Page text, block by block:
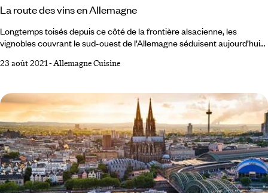
La route des vins en Allemagne
Longtemps toisés depuis ce côté de la frontière alsacienne, les
vignobles couvrant le sud-ouest de l’Allemagne séduisent aujourd’hui
entier. Un prétexte exquis pour sillonner les paysages de la région. Le
Palatinat, donne à la région méridionale de l’Allemagne bordant la
frontière française, un doux air méditerranéen.
23 août 2021-Allemagne Cuisine